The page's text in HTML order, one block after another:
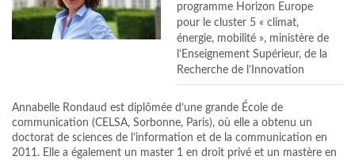
programme Horizon Europe
pour le cluster 5 « climat,
énergie, mobilité », ministère de
l’Enseignement Supérieur, de la
Recherche de l’Innovation
Annabelle Rondaud est diplômée d’une grande École de
communication (CELSA, Sorbonne, Paris), où elle a obtenu un
doctorat de sciences de l’information et de la communication en
2011. Elle a également un master 1 en droit privé et un mastère en